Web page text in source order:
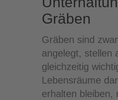
Gräben
Gräben sind
angelegt, stellen
gleichzeitig
Lebensräume
erhalten bleiben,